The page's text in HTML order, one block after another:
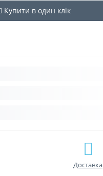
Купити в один клік
Доставка